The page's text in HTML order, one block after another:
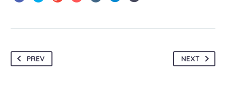
PREV NEXT